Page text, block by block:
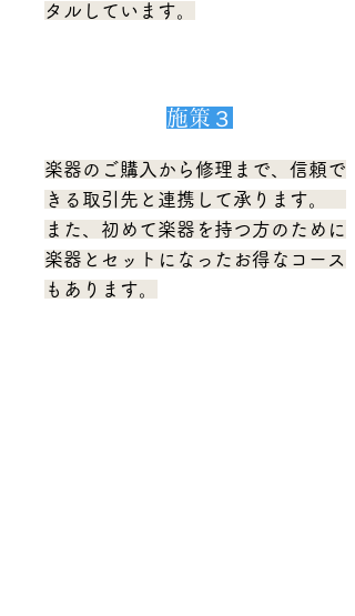
タルしています。
施策３
楽器のご購入から修理まで、信頼で
きる取引先と連携して承ります。
また、初めて楽器を持つ方のために
楽器とセットになったお得なコース
もあります。